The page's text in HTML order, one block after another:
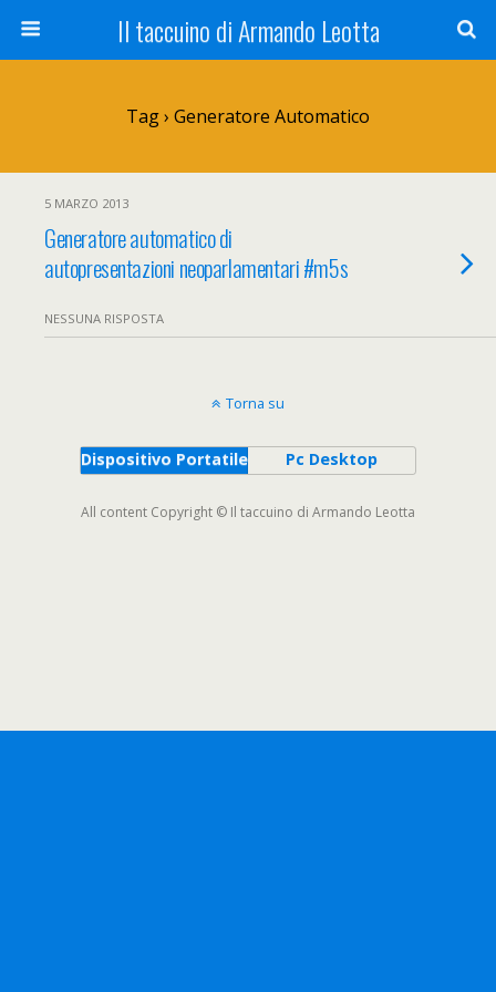
Il taccuino di Armando Leotta
Tag › Generatore Automatico
5 MARZO 2013
Generatore automatico di
autopresentazioni neoparlamentari #m5s
NESSUNA RISPOSTA
Torna su
Dispositivo Portatile Pc Desktop
All content Copyright © Il taccuino di Armando Leotta